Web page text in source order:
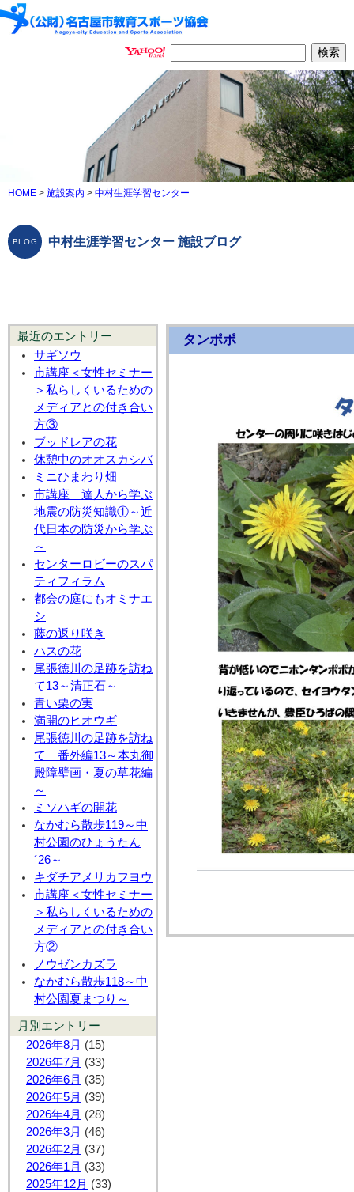
HOME > 施設案内 > 中村生涯学習センター
中村生涯学習センター 施設ブログ
最近のエントリー
サギソウ
市講座＜女性セミナー
＞私らしくいるための
メディアとの付き合い
方③
ブッドレアの花
休憩中のオオスカシバ
ミニひまわり畑
市講座 達人から学ぶ
地震の防災知識①～近
代日本の防災から学ぶ
～
センターロビーのスパ
ティフィラム
都会の庭にもオミナエ
シ
藤の返り咲き
ハスの花
尾張徳川の足跡を訪ね
て13～清正石～
青い栗の実
満開のヒオウギ
尾張徳川の足跡を訪ね
て 番外編13～本丸御
殿障壁画・夏の草花編
～
ミソハギの開花
なかむら散歩119～中
村公園のひょうたん
´26～
キダチアメリカフヨウ
市講座＜女性セミナー
＞私らしくいるための
メディアとの付き合い
方②
ノウゼンカズラ
なかむら散歩118～中
村公園夏まつり～
月別エントリー
2026年8月 (15)
2026年7月 (33)
2026年6月 (35)
2026年5月 (39)
2026年4月 (28)
2026年3月 (46)
2026年2月 (37)
2026年1月 (33)
2025年12月 (33)
タンポポ